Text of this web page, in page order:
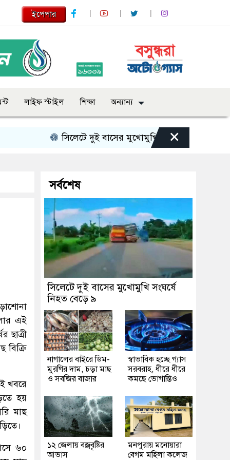
ইপেপার
লাইফ স্টাইল শিক্ষা অন্যান্য
সিলেটে দুই বাসের মুখোমুখি সংঘর্ষে নিহত বেড়ে ৯
×
এই
ছাত্রী
বিক্রি
খবরে
হয়
মাছ
৬০
সর্বশেষ
সিলেটে দুই বাসের মুখোমুখি সংঘর্ষে
নিহত বেড়ে ৯
নাগালের বাইরে ডিম-
মুরগির দাম, চড়া মাছ
ও সবজির বাজার
স্বাভাবিক হচ্ছে গ্যাস
সরবরাহ, ধীরে ধীরে
কমছে ভোগান্তিও
১২ জেলায় বজ্রবৃষ্টির
আভাস
মনপুরায় মনোয়ারা
বেগম মহিলা কলেজ